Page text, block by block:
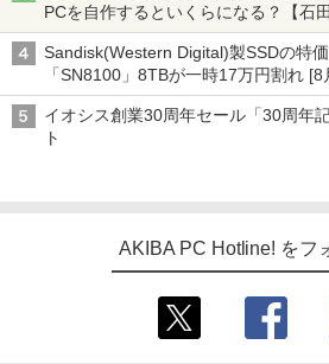
PCを自作するといくらになる？【石
ーム』】
Sandisk(Western Digital)製SSDの特
「SN8100」8TBが一時17万円割れ
イオシス創業30周年セール「30周年
ト
AKIBA PC Hotline! をフ